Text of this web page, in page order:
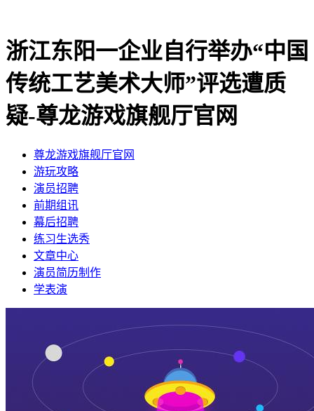
浙江东阳一企业自行举办“中国
传统工艺美术大师”评选遭质
疑-尊龙游戏旗舰厅官网
尊龙游戏旗舰厅官网
​游玩攻略
​演员招聘
​前期组讯
​幕后招聘
​练习生选秀
文章中心
演员简历制作
学表演